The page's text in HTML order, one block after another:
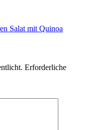
Salat mit Quinoa
Erforderliche